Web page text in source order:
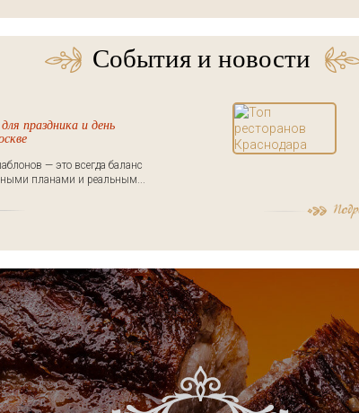
События и новости
праздника и день
— это всегда баланс
планами и реальным...